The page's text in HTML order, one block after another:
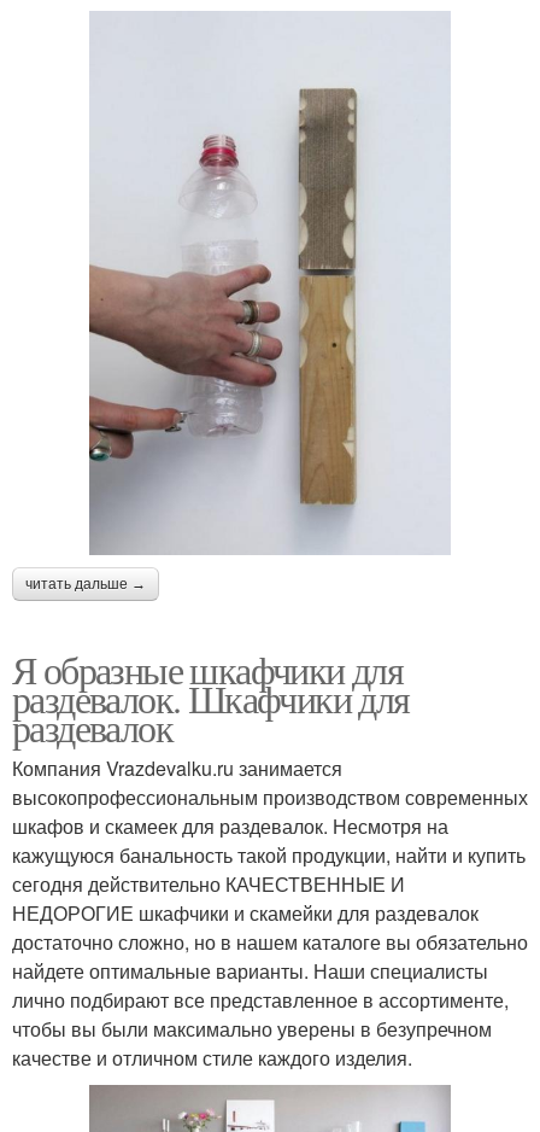
читать дальше →
Я образные шкафчики для
раздевалок. Шкафчики для
раздевалок
Компания Vrazdevalku.ru занимается
высокопрофессиональным производством современных
шкафов и скамеек для раздевалок. Несмотря на
кажущуюся банальность такой продукции, найти и купить
сегодня действительно КАЧЕСТВЕННЫЕ И
НЕДОРОГИЕ шкафчики и скамейки для раздевалок
достаточно сложно, но в нашем каталоге вы обязательно
найдете оптимальные варианты. Наши специалисты
лично подбирают все представленное в ассортименте,
чтобы вы были максимально уверены в безупречном
качестве и отличном стиле каждого изделия.